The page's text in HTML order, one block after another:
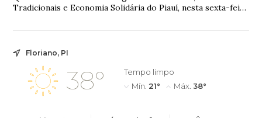
Tradicionais e Economia Solidária do Piauí, nesta sexta-feira
Floriano, PI
38°
Tempo limpo
Mín. 21° Máx. 38°